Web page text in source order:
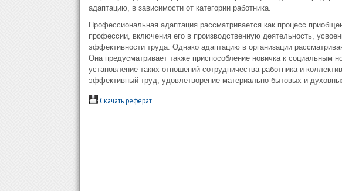
адаптацию, в зависимости от категории работника.
Профессиональная адаптация рассматривается как процесс
профессии, включения его в производственную деятельность,
эффективности труда. Однако адаптацию в организации
Она предусматривает также приспособление новичка к социальным
установление таких отношений сотрудничества работника и
эффективный труд, удовлетворение материально-бытовых и
Скачать реферат